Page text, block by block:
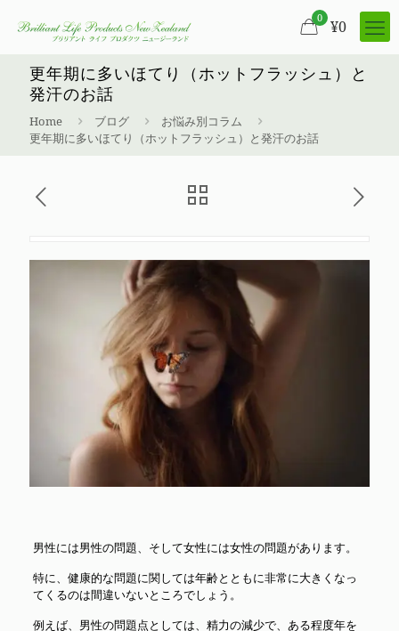
0 ¥0
更年期に多いほてり（ホットフラッシュ）と
発汗のお話
Home ブログ
お悩み別コラム
更年期に多いほてり（ホットフラッシュ）と発汗のお話
男性には男性の問題、そして女性には女性の問題があります。
特に、健康的な問題に関しては年齢とともに非常に大きくなっ
てくるのは間違いないところでしょう。
例えば、男性の問題点としては、精力の減少で、ある程度年を